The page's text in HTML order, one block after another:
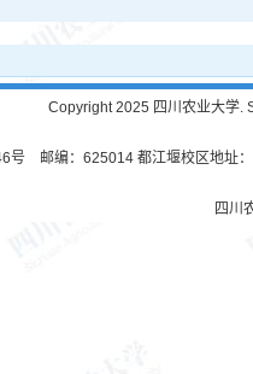
Copyright 2025 四川农业大学.
号 邮编：625014 都江堰校区地址
四川